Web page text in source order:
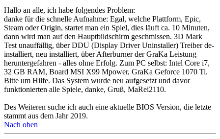
Hallo an alle, ich habe folgendes Problem:
danke für die schnelle Aufnahme: Egal, welche Plattform, Epic,
Steam oder Origin, startet man ein Spiel, dies läuft ca. 10 Minuten,
dann wird man auf den Hauptbildschirm geschmissen. 3D Mark
Test unauffällig, über DDU (Display Driver Uninstaller) Treiber de-
installiert, neu installiert, über Afterburner der GraKa Leistung
heruntergefahren - alles ohne Erfolg. Zum PC selbst: Intel Core i7,
32 GB RAM, Board MSI X99 Mpower, GraKa Geforce 1070 Ti.
Bitte um Hilfe. Das System wurde neu aufgesetzt und davor
funktionierten alle Spiele, danke, Gruß, MaRei2110.
Des Weiteren suche ich auch eine aktuelle BIOS Version, die letzte
stammt aus dem Jahr 2019.
Nach oben